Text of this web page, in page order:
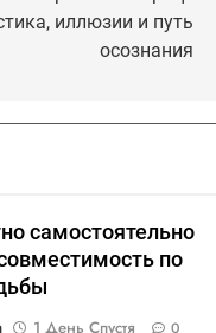
иллюзии и путь
осознания
самостоятельно
по
1 День Спустя 0